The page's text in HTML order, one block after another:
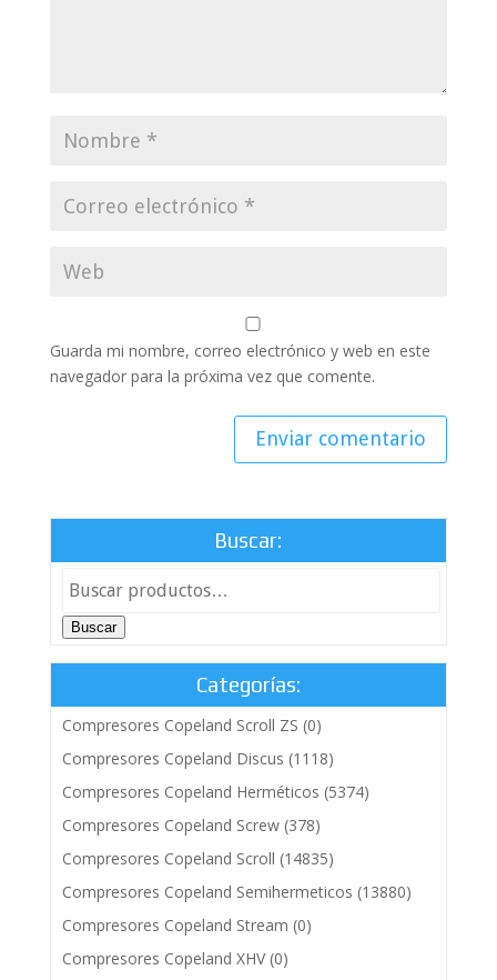
Guarda mi nombre, correo electrónico y web en este
navegador para la próxima vez que comente.
Buscar:
Buscar
Categorías:
Compresores Copeland Scroll ZS (0)
Compresores Copeland Discus (1118)
Compresores Copeland Herméticos (5374)
Compresores Copeland Screw (378)
Compresores Copeland Scroll (14835)
Compresores Copeland Semihermeticos (13880)
Compresores Copeland Stream (0)
Compresores Copeland XHV (0)